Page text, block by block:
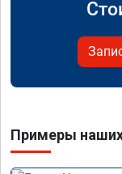
Примеры